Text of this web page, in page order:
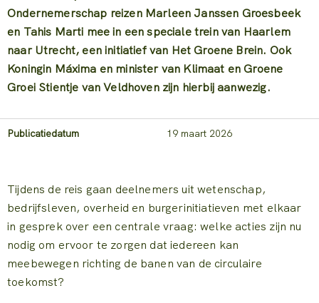
Ondernemerschap reizen Marleen Janssen Groesbeek
en Tahis Marti mee in een speciale trein van Haarlem
naar Utrecht, een initiatief van Het Groene Brein. Ook
Koningin Máxima en minister van Klimaat en Groene
Groei Stientje van Veldhoven zijn hierbij aanwezig.
Publicatiedatum 19 maart 2026
Tijdens de reis gaan deelnemers uit wetenschap,
bedrijfsleven, overheid en burgerinitiatieven met elkaar
in gesprek over een centrale vraag: welke acties zijn nu
nodig om ervoor te zorgen dat iedereen kan
meebewegen richting de banen van de circulaire
toekomst?